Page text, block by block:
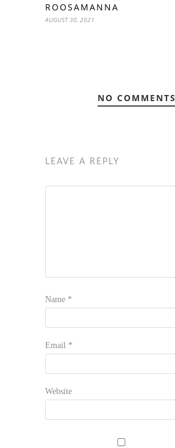
ROOSAMANNA
AUGUST 30, 2021
NO COMMENTS
LEAVE A REPLY
Name *
Email *
Website